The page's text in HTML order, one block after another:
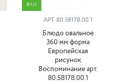
ВХИ
АРТ. 80.58178.00.1
Блюдо овальное
360 мм форма
Европейская
рисунок
Воспоминание арт.
80.58178.00.1